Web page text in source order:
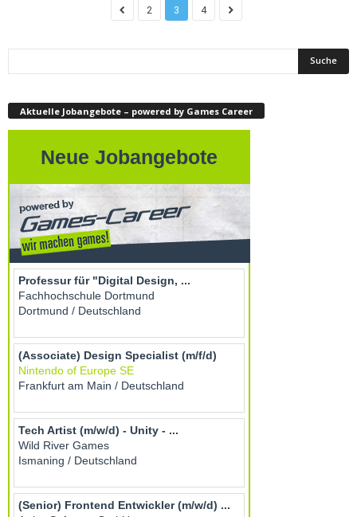
2 3 4
Aktuelle Jobangebote – powered by Games Career